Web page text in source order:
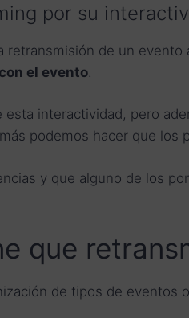
por su
retransmisión de un
el evento.
interactividad, pero
podemos hacer que
y que alguno de los
que
de tipos de